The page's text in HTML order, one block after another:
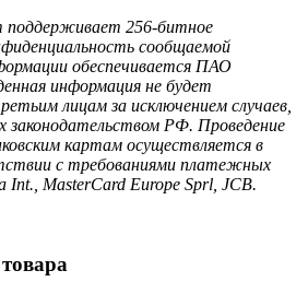
256-битное
сообщаемой
обеспечивается ПАО
информация не будет
лицам за исключением случаев,
законодательством РФ. Проведение
картам осуществляется в
с требованиями платежных
MasterCard Europe Sprl, JCB.